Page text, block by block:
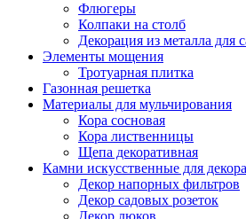
Флюгеры
Колпаки на столб
Декорация из металла для
Элементы мощения
Тротуарная плитка
Газонная решетка
Материалы для мульчирования
Кора сосновая
Кора лиственницы
Щепа декоративная
Камни искусственные для
Декор напорных фильтров
Декор садовых розеток
Декор люков